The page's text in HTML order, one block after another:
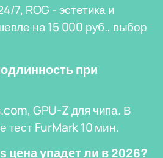
7, ROG - эстетика и
на 15 000 руб., выбор
при
GPU-Z для чипа. В
тест FurMark 10 мин.
цена упадет ли в 2026?